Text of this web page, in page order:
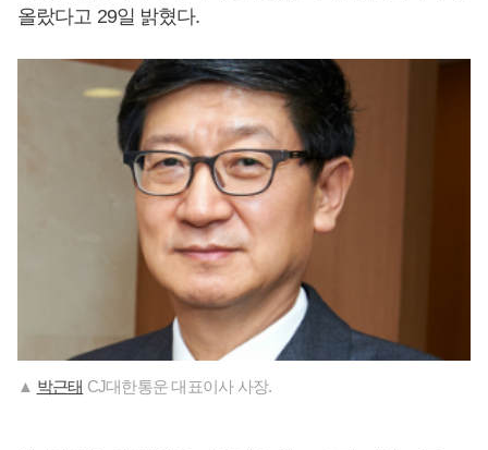
올랐다고 29일 밝혔다.
▲ 박근태 CJ대한통운 대표이사 사장.